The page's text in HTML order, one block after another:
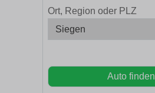
Ort, Region oder PLZ
Auto finden